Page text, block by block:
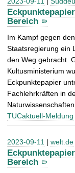
Bereich
Im Kampf gegen
Staatsregierung ein
den Weg gebracht.
Kultusministerium
Eckpunktepapier
Fachlehrkräften in
TUCaktuell-Meldung
2023-09-11 | welt.de
Bereich